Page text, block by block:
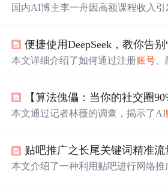
国内AI博主李一舟因高额课程收入
供学习资源。
本文详细介绍了如何通过注册账号
【算法傀儡：当你的社交圈
本文通过记者林薇的调查，揭示了AI
、污名化。随着“幽灵计划”曝光，全
预，但技术滥用仍持续威胁人类认知
贴吧推广之长尾关键词精准
本文介绍了一种利用贴吧进行网络推